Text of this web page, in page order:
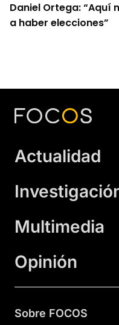
Daniel Ortega: “Aquí
a haber elecciones”
Actualidad
Multimedia
Opinión
Sobre FOCOS